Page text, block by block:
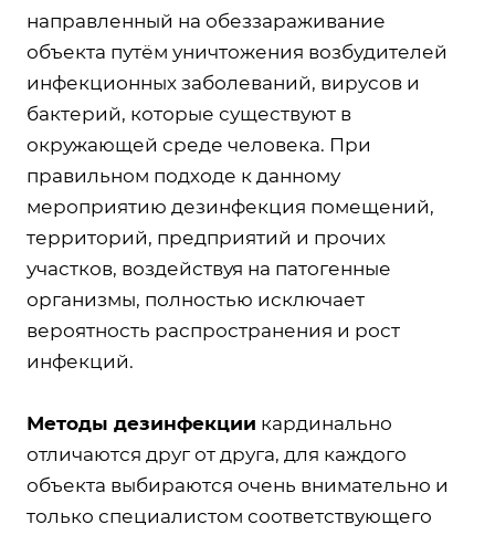
направленный на обеззараживание
объекта путём уничтожения возбудителей
инфекционных заболеваний, вирусов и
бактерий, которые существуют в
окружающей среде человека. При
правильном подходе к данному
мероприятию дезинфекция помещений,
территорий, предприятий и прочих
участков, воздействуя на патогенные
организмы, полностью исключает
вероятность распространения и рост
инфекций.
Методы дезинфекции кардинально
отличаются друг от друга, для каждого
объекта выбираются очень внимательно и
только специалистом соответствующего